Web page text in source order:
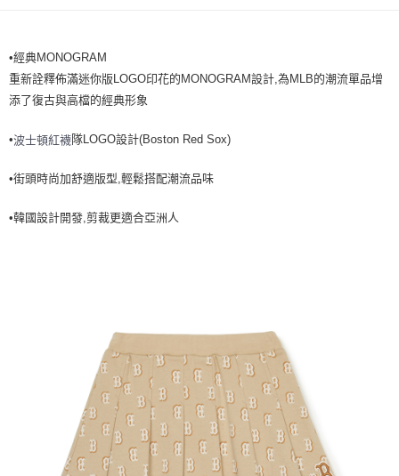
每筆NT$60，滿NT$499(含以上)免運費
宅配滿699免運
•經典MONOGRAM
重新詮釋佈滿迷你版LOGO印花的MONOGRAM設計,為MLB的潮流單品增
添了復古與高檔的經典形象
•波士頓紅襪隊LOGO設計(Boston Red Sox)
•街頭時尚加舒適版型,輕鬆搭配潮流品味
•韓國設計開發,剪裁更適合亞洲人